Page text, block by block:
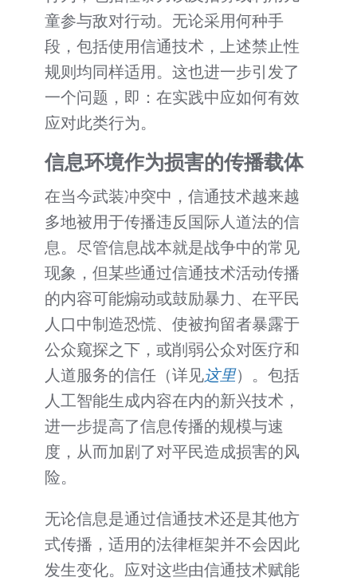
童参与敌对行动。无论采用何种手
段，包括使用信通技术，上述禁止性
规则均同样适用。这也进一步引发了
一个问题，即：在实践中应如何有效
应对此类行为。
信息环境作为损害的传播载体
在当今武装冲突中，信通技术越来越
多地被用于传播违反国际人道法的信
息。尽管信息战本就是战争中的常见
现象，但某些通过信通技术活动传播
的内容可能煽动或鼓励暴力、在平民
人口中制造恐慌、使被拘留者暴露于
公众窥探之下，或削弱公众对医疗和
人道服务的信任（详见这里）。包括
人工智能生成内容在内的新兴技术，
进一步提高了信息传播的规模与速
度，从而加剧了对平民造成损害的风
险。
无论信息是通过信通技术还是其他方
式传播，适用的法律框架并不会因此
发生变化。应对这些由信通技术赋能